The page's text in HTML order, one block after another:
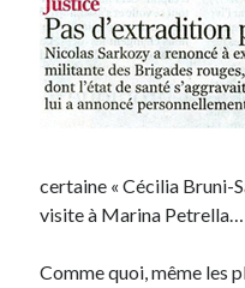
Derniers articles
Proxae ou comment prouver
monde
La Mesa Ya! ou comment
protonURL ou comment
confidentielles de façon
MySQL 8
certaine « Cécilia Bruni-
visite à Marina Petrella…
Comme quoi, même les